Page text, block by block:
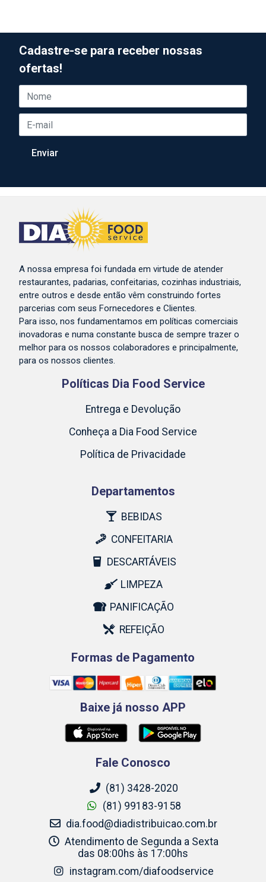
Cadastre-se para receber nossas
ofertas!
A nossa empresa foi fundada em virtude de atender
restaurantes, padarias, confeitarias, cozinhas industriais,
entre outros e desde então vêm construindo fortes
parcerias com seus Fornecedores e Clientes.
Para isso, nos fundamentamos em políticas comerciais
inovadoras e numa constante busca de sempre trazer o
melhor para os nossos colaboradores e principalmente,
para os nossos clientes.
Políticas Dia Food Service
Entrega e Devolução
Conheça a Dia Food Service
Política de Privacidade
Departamentos
BEBIDAS
CONFEITARIA
DESCARTÁVEIS
LIMPEZA
PANIFICAÇÃO
REFEIÇÃO
Formas de Pagamento
Baixe já nosso APP
Fale Conosco
(81) 3428-2020
(81) 99183-9158
dia.food@diadistribuicao.com.br
Atendimento de Segunda a Sexta
das 08:00hs às 17:00hs
instagram.com/diafoodservice